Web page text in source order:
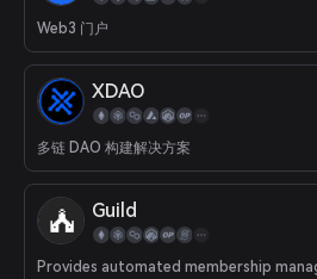
Web3 门户
XDAO
多链 DAO 构建解决方案
Guild
Provides automated membership